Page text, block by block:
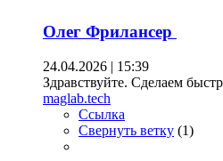
Олег Фрилансер
24.04.2026 | 15:39
Здравствуйте. Сделаем
maglab.tech
Ссылка
Свернуть ветку (1)